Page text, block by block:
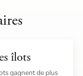
îlots
gagnent de plus